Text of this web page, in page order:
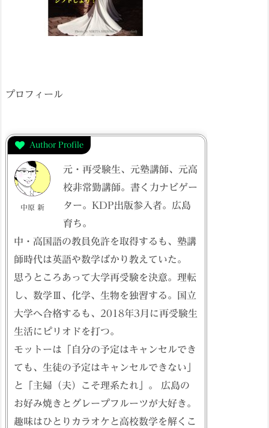
プロフィール
Author Profile
中原 新
元・再受験生、元塾講師、元高
校非常勤講師。書く力ナビゲー
ター。KDP出版参入者。広島
育ち。
中・高国語の教員免許を取得するも、塾講
師時代は英語や数学ばかり教えていた。
思うところあって大学再受験を決意。理転
し、数学Ⅲ、化学、生物を独習する。国立
大学へ合格するも、2018年3月に再受験生
生活にピリオドを打つ。
モットーは「自分の予定はキャンセルでき
ても、生徒の予定はキャンセルできない」
と「主婦（夫）こそ理系たれ」。 広島の
お好み焼きとグレープフルーツが大好き。
趣味はひとりカラオケと高校数学を解くこ